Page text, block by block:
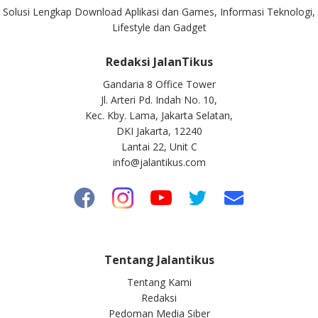
Solusi Lengkap Download Aplikasi dan Games, Informasi Teknologi,
Lifestyle dan Gadget
Redaksi JalanTikus
Gandaria 8 Office Tower
Jl. Arteri Pd. Indah No. 10,
Kec. Kby. Lama, Jakarta Selatan,
DKI Jakarta, 12240
Lantai 22, Unit C
info@jalantikus.com
Tentang Jalantikus
Tentang Kami
Redaksi
Pedoman Media Siber